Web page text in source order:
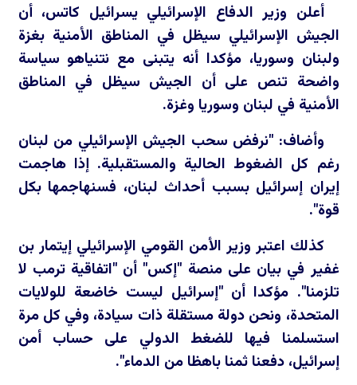
أعلن وزير الدفاع الإسرائيلي يسرائيل كاتس، أن
الجيش الإسرائيلي سيظل في المناطق الأمنية بغزة
ولبنان وسوريا، مؤكدا أنه يتبنى مع نتنياهو سياسة
واضحة تنص على أن الجيش سيظل في المناطق
الأمنية في لبنان وسوريا وغزة.
وأضاف: "نرفض سحب الجيش الإسرائيلي من لبنان
رغم كل الضغوط الحالية والمستقبلية. إذا هاجمت
إيران إسرائيل بسبب أحداث لبنان، فسنهاجمها بكل
قوة".
كذلك اعتبر وزير الأمن القومي الإسرائيلي إيتمار بن
غفير في بيان على منصة "إكس" أن "اتفاقية ترمب لا
تلزمنا". مؤكدا أن "إسرائيل ليست خاضعة للولايات
المتحدة، ونحن دولة مستقلة ذات سيادة، وفي كل مرة
استسلمنا فيها للضغط الدولي على حساب أمن
إسرائيل، دفعنا ثمنا باهظا من الدماء".